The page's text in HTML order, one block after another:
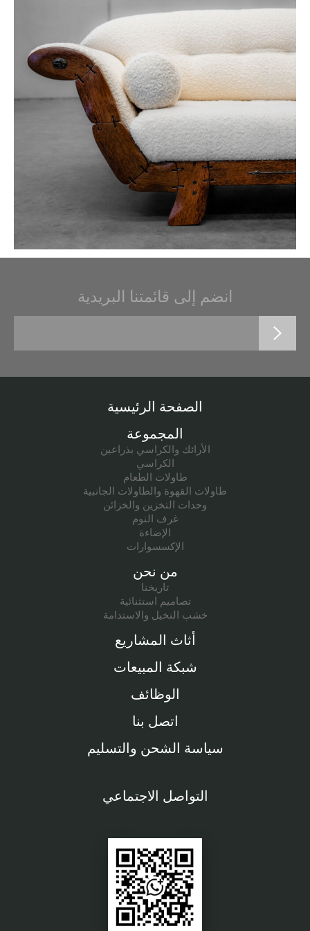
انضم إلى قائمتنا البريدية
الصفحة الرئيسية
المجموعة
الأرائك والكراسي بذراعين
الكراسي
طاولات الطعام
طاولات القهوة والطاولات الجانبية
وحدات التخزين والخزائن
غرف النوم
الإضاءة
الإكسسوارات
من نحن
تاريخنا
تصاميم استثنائية
خشب النخيل والاستدامة
أثاث المشاريع
شبكة المبيعات
الوظائف
اتصل بنا
سياسة الشحن والتسليم
التواصل الاجتماعي